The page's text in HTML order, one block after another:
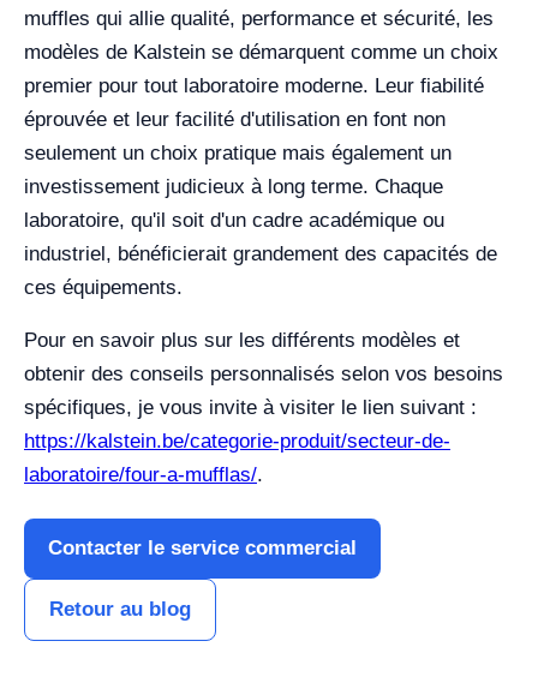
muffles qui allie qualité, performance et sécurité, les
modèles de Kalstein se démarquent comme un choix
premier pour tout laboratoire moderne. Leur fiabilité
éprouvée et leur facilité d'utilisation en font non
seulement un choix pratique mais également un
investissement judicieux à long terme. Chaque
laboratoire, qu'il soit d'un cadre académique ou
industriel, bénéficierait grandement des capacités de
ces équipements.
Pour en savoir plus sur les différents modèles et
obtenir des conseils personnalisés selon vos besoins
spécifiques, je vous invite à visiter le lien suivant :
https://kalstein.be/categorie-produit/secteur-de-
laboratoire/four-a-mufflas/.
Contacter le service commercial
Retour au blog